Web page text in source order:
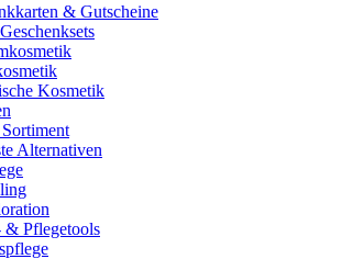
& Gutscheine
Kosmetik
Alternativen
& Pflegetools